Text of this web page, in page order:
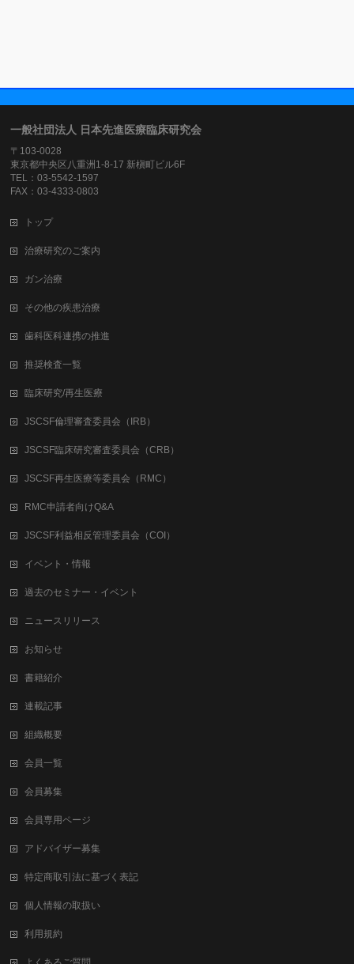
一般社団法人 日本先進医療臨床研究会
〒103-0028
東京都中央区八重洲1-8-17 新槇町ビル6F
TEL：03-5542-1597
FAX：03-4333-0803
トップ
治療研究のご案内
ガン治療
その他の疾患治療
歯科医科連携の推進
推奨検査一覧
臨床研究/再生医療
JSCSF倫理審査委員会（IRB）
JSCSF臨床研究審査委員会（CRB）
JSCSF再生医療等委員会（RMC）
RMC申請者向けQ&A
JSCSF利益相反管理委員会（COI）
イベント・情報
過去のセミナー・イベント
ニュースリリース
お知らせ
書籍紹介
連載記事
組織概要
会員一覧
会員募集
会員専用ページ
アドバイザー募集
特定商取引法に基づく表記
個人情報の取扱い
利用規約